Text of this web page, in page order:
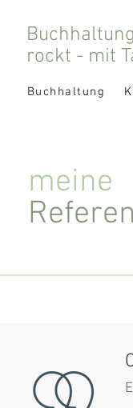
Buchhaltung
rockt - mit
Buchhaltung
meine